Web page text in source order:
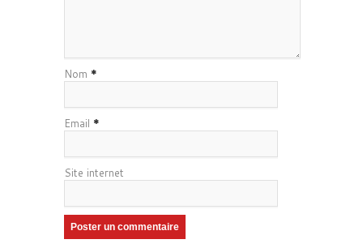
Nom *
Email *
Site internet